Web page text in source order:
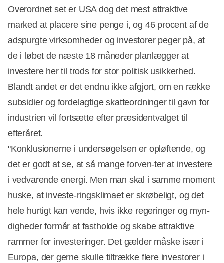
Overordnet set er USA dog det mest attraktive
marked at placere sine penge i, og 46 procent af de
adspurgte virksomheder og investorer peger på, at
de i løbet de næste 18 måneder planlægger at
investere her til trods for stor politisk usikkerhed.
Blandt andet er det endnu ikke afgjort, om en række
subsidier og fordelagtige skatteordninger til gavn for
industrien vil fortsætte efter præsidentvalget til
efteråret.
"Konklusionerne i undersøgelsen er opløftende, og
det er godt at se, at så mange forven-ter at investere
i vedvarende energi. Men man skal i samme moment
huske, at investe-ringsklimaet er skrøbeligt, og det
hele hurtigt kan vende, hvis ikke regeringer og myn-
digheder formår at fastholde og skabe attraktive
rammer for investeringer. Det gælder måske især i
Europa, der gerne skulle tiltrække flere investorer i